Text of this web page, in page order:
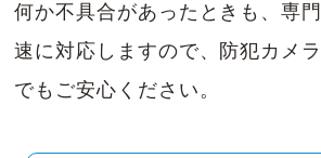
何か不具合があったときも、専
速に対応しますので、防犯カメ
でもご安心ください。